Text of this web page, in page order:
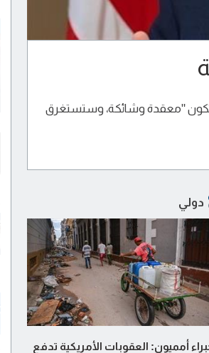
ستكون "معقدة وشائكة، وستستغرق
دولي
أمميون: العقوبات الأمريكية تدفع